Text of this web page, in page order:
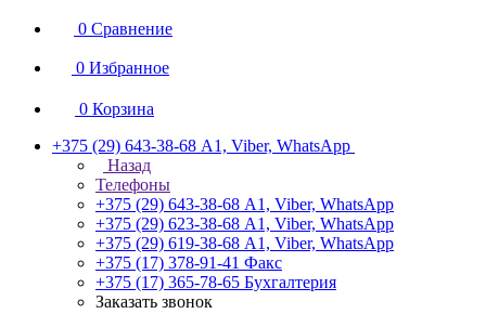
0 Сравнение
0 Избранное
0 Корзина
+375 (29) 643-38-68 А1, Viber, WhatsApp
Назад
Телефоны
+375 (29) 643-38-68 А1, Viber, WhatsApp
+375 (29) 623-38-68 А1, Viber, WhatsApp
+375 (29) 619-38-68 А1, Viber, WhatsApp
+375 (17) 378-91-41 Факс
+375 (17) 365-78-65 Бухгалтерия
Заказать звонок